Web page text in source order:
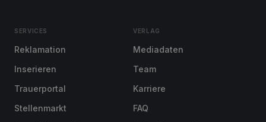
SERVICES
Reklamation
Inserieren
Trauerportal
Stellenmarkt
VERLAG
Mediadaten
Team
Karriere
FAQ